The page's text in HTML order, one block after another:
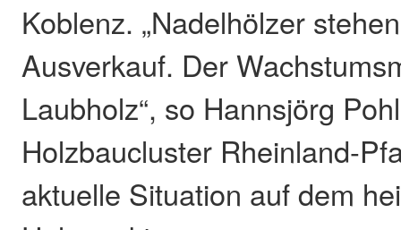
Koblenz. „Nadelhölzer
Ausverkauf. Der
Laubholz“, so Hannsjörg
Holzbaucluster Rheinland-
aktuelle Situation auf dem